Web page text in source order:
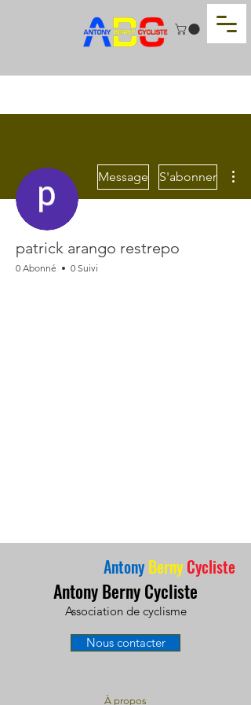
Message S'abonner
patrick arango restrepo
0 Abonné 0 Suivi
Antony Berny Cycliste
Antony Berny Cycliste
Association de cyclisme
Nous contacter
À propos